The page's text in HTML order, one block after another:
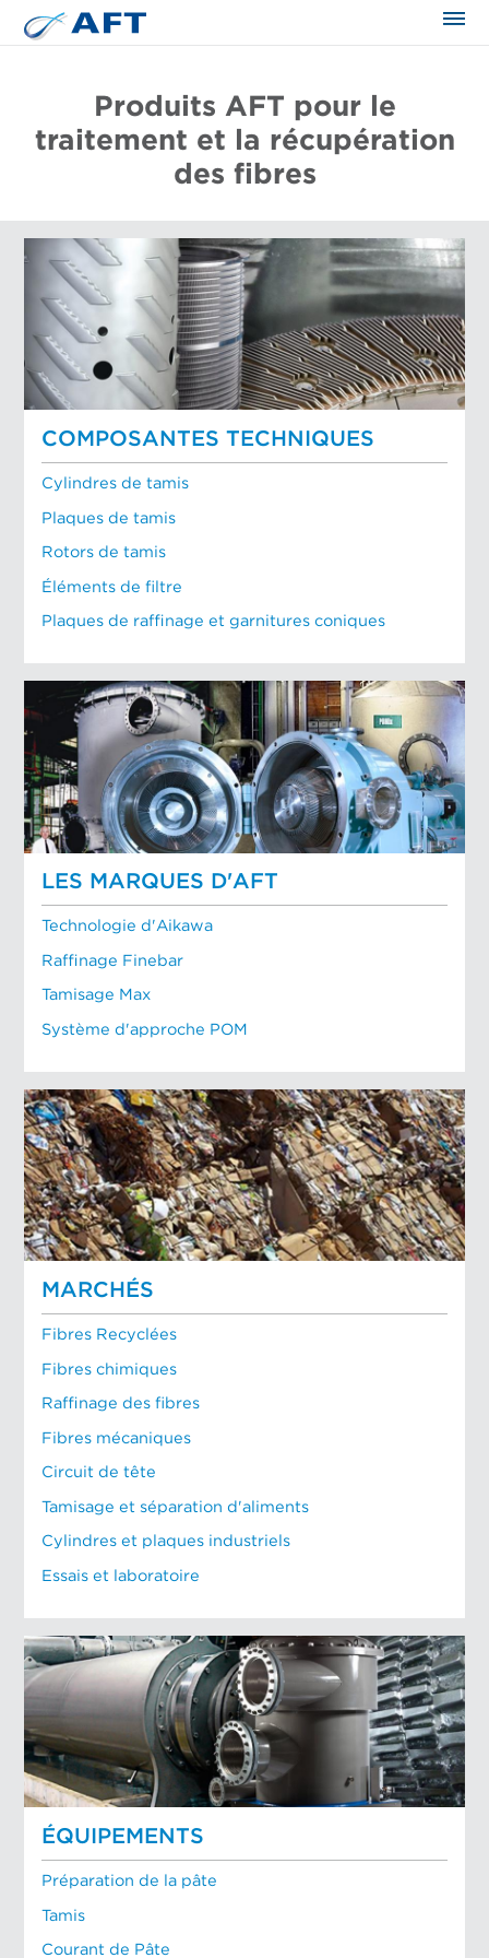
Produits AFT pour le
traitement et la récupération
des fibres
COMPOSANTES TECHNIQUES
Cylindres de tamis
Plaques de tamis
Rotors de tamis
Éléments de filtre
Plaques de raffinage et garnitures coniques
LES MARQUES D'AFT
Technologie d'Aikawa
Raffinage Finebar
Tamisage Max
Système d'approche POM
MARCHÉS
Fibres Recyclées
Fibres chimiques
Raffinage des fibres
Fibres mécaniques
Circuit de tête
Tamisage et séparation d'aliments
Cylindres et plaques industriels
Essais et laboratoire
ÉQUIPEMENTS
Préparation de la pâte
Tamis
Courant de Pâte